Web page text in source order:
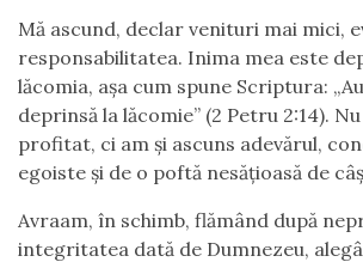
Mă ascund, declar venituri mai mici,
responsabilitatea. Inima mea este
lăcomia, așa cum spune Scriptura:
deprinsă la lăcomie” (2 Petru 2:14).
profitat, ci am și ascuns adevărul,
egoiste și de o poftă nesățioasă de
Avraam, în schimb, flămând după
integritatea dată de Dumnezeu,